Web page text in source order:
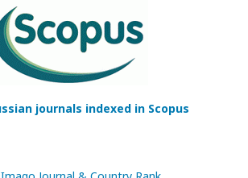
journals indexed in Scopus